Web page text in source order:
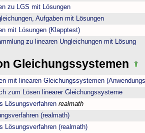
zu LGS mit Lösungen
Aufgaben mit Lösungen
mit Lösungen (Klapptest)
zu linearen Ungleichungen mit Lösung
Gleichungssystemen
mit linearen Gleichungssystemen
zum Lösen linearer Gleichungssysteme
Lösungsverfahren realmath
(realmath)
Lösungsverfahren (realmath)